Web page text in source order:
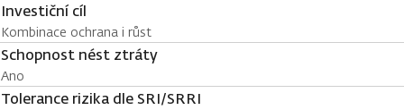
Investiční cíl
Kombinace ochrana i růst
Schopnost nést ztráty
Ano
Tolerance rizika dle SRI/SRRI